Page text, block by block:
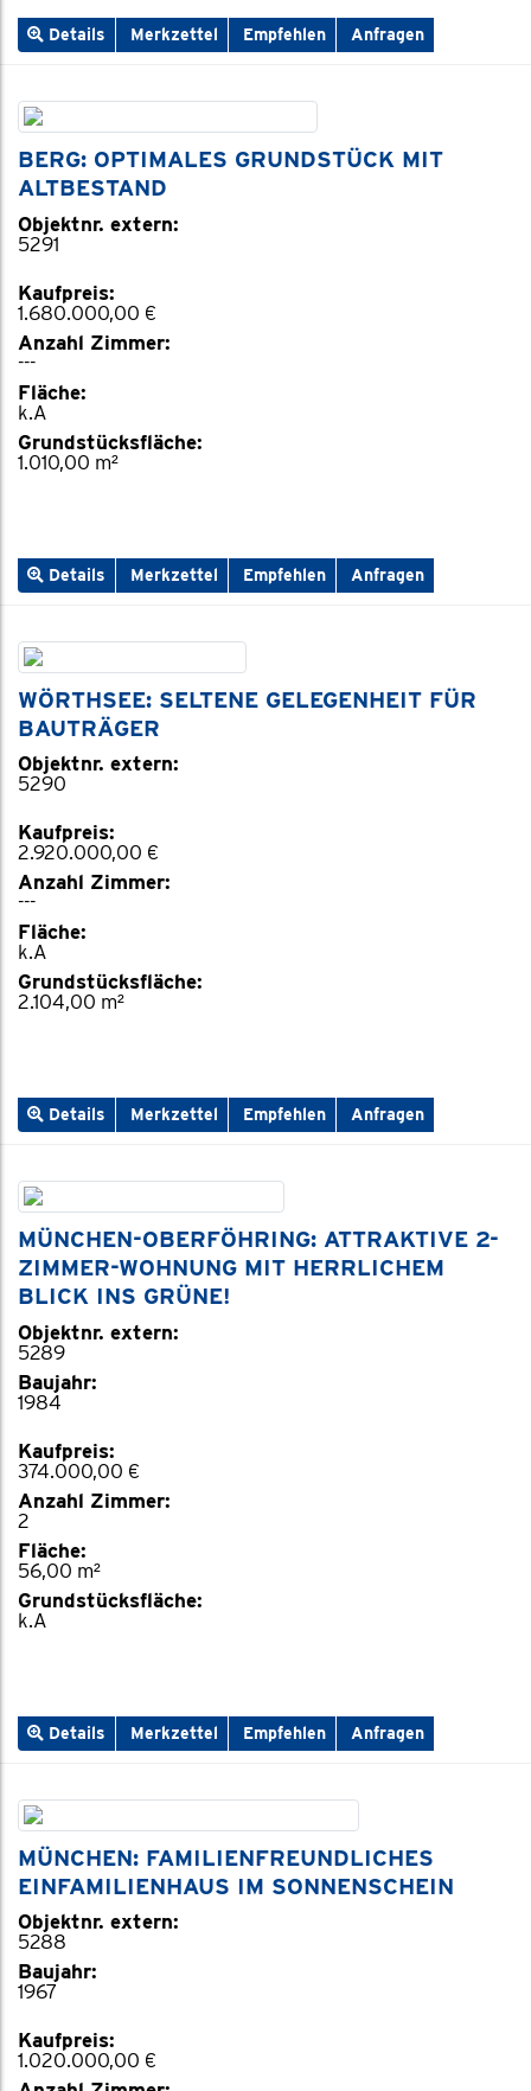
Details Merkzettel Empfehlen Anfragen
BERG: OPTIMALES GRUNDSTÜCK MIT
ALTBESTAND
Objektnr. extern:
5291
Kaufpreis:
1.680.000,00 €
Anzahl Zimmer:
---
Fläche:
k.A
Grundstücksfläche:
1.010,00 m²
Details Merkzettel Empfehlen Anfragen
WÖRTHSEE: SELTENE GELEGENHEIT FÜR
BAUTRÄGER
Objektnr. extern:
5290
Kaufpreis:
2.920.000,00 €
Anzahl Zimmer:
---
Fläche:
k.A
Grundstücksfläche:
2.104,00 m²
Details Merkzettel Empfehlen Anfragen
MÜNCHEN-OBERFÖHRING: ATTRAKTIVE 2-
ZIMMER-WOHNUNG MIT HERRLICHEM
BLICK INS GRÜNE!
Objektnr. extern:
5289
Baujahr:
1984
Kaufpreis:
374.000,00 €
Anzahl Zimmer:
2
Fläche:
56,00 m²
Grundstücksfläche:
k.A
Details Merkzettel Empfehlen Anfragen
MÜNCHEN: FAMILIENFREUNDLICHES
EINFAMILIENHAUS IM SONNENSCHEIN
Objektnr. extern:
5288
Baujahr:
1967
Kaufpreis:
1.020.000,00 €